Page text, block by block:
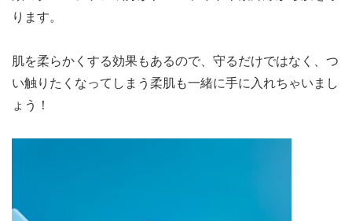
ります。
肌を柔らかくする効果もあるので、守るだけではなく、つ
い触りたくなってしまう柔肌も一緒に手に入れちゃいまし
ょう！